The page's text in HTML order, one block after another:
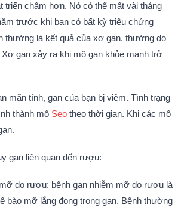
triển chậm hơn. Nó có thể mất vài tháng
trước khi bạn có bất kỳ triệu chứng
thường là kết quả của xơ gan, thường do
Xơ gan xảy ra khi mô gan khỏe mạnh trở
mãn tính, gan của bạn bị viêm. Tình trạng
thành mô Sẹo theo thời gian. Khi các mô
gan liên quan đến rượu:
do rượu: bệnh gan nhiễm mỡ do rượu là
bào mỡ lắng đọng trong gan. Bệnh thường